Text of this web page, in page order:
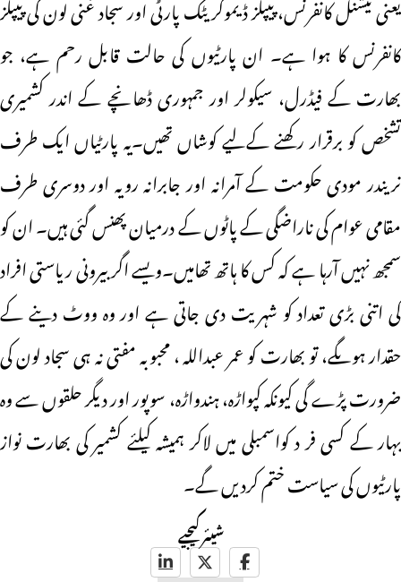
کانفرنس کا ہوا ہے۔ ان پارٹیوں کی حالت قابل رحم ہے، جو
بھارت کے فیڈرل، سیکولر اور جمہوری ڈھانچے کے اندر کشمیری
تشخص کو برقرار رکھنے کےلیے کوشاں تھیں۔یہ پارٹیاں ایک طرف
نریندر مودی حکومت کے آمرانہ اور جابرانہ رویہ اور دوسری طرف
مقامی عوام کی ناراضگی کے پاٹوں کے درمیان پھنس گئی ہیں۔ ان کو
سمجھ نہیں آرہا ہے کہ کس کا ہاتھ تھامیں۔ویسے اگر بیرونی ریاستی افراد
کی اتنی بڑی تعداد کو شہریت دی جاتی ہے اور وہ ووٹ دینے کے
حقدار ہوںگے، تو بھارت کو عمر عبداللہ ، محبوبہ مفتی نہ ہی سجاد لون کی
ضرورت پڑے گی کیونکہ کپواڑہ، ہندواڑہ، سوپور اور دیگر حلقوں سے وہ
بہار کے کسی فر د کواسمبلی میں لاکر ہمیشہ کیلئے کشمیر کی بھارت نواز
پارٹیوں کی سیاست ختم کردیں گے۔
شیئر کیجیے